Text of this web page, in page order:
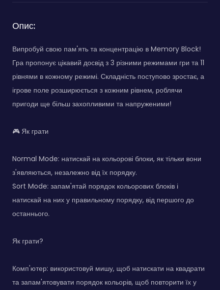
Опис:
Випробуй свою пам'ять та концентрацію в Memory Block!
Гра пропонує цікавий досвід з 3 різними режимами гри та 11
рівнями в кожному режимі. Складність поступово зростає, а
ігрове поле розширюється з кожним рівнем, роблячи
пригоди ще більш захопливими та напруженими!
🎮 Як грати
Normal Mode: натискай на кольорові блоки, як тільки вони
з'являються, незалежно від їх порядку.
Sort Mode: запам'ятай порядок кольорових блоків і
натискай на них у правильному порядку, від першого до
останнього.
Як грати?
Комп'ютер: використовуй мишу, щоб натискати на квадрати
та запам'ятовувати порядок кольорів, щоб повторити їх у